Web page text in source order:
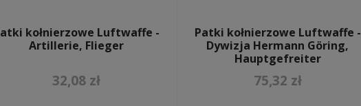
& wintermützen
kołnierzowe Luftwaffe -
Artillerie, Flieger
32,08 zł
Patki kołnierzowe Luftwaffe -
Dywizja Hermann Göring,
Hauptgefreiter
75,32 zł